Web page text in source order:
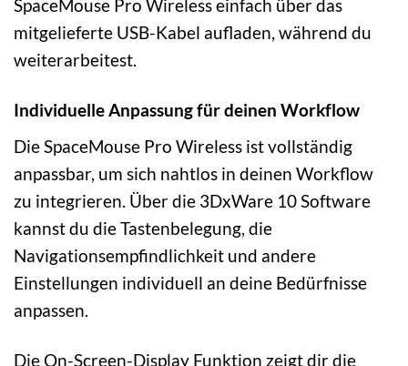
SpaceMouse Pro Wireless einfach über das
mitgelieferte USB-Kabel aufladen, während du
weiterarbeitest.
Individuelle Anpassung für deinen Workflow
Die SpaceMouse Pro Wireless ist vollständig
anpassbar, um sich nahtlos in deinen Workflow
zu integrieren. Über die 3DxWare 10 Software
kannst du die Tastenbelegung, die
Navigationsempfindlichkeit und andere
Einstellungen individuell an deine Bedürfnisse
anpassen.
Die On-Screen-Display Funktion zeigt dir die